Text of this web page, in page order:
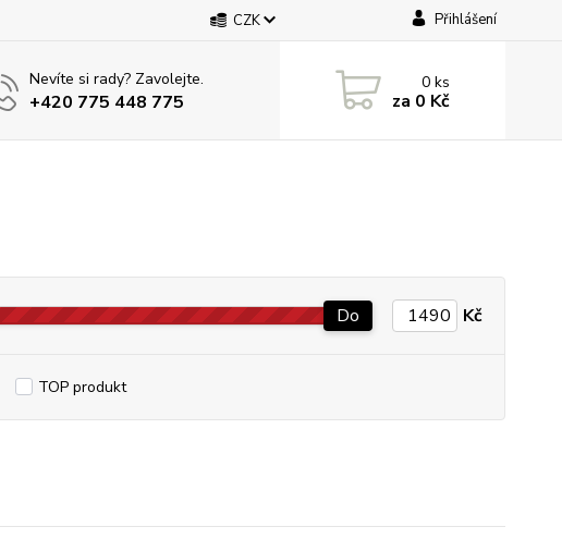
CZK Přihlášení
Nevíte si rady? Zavolejte.
+420 775 448 775
0ks
za 0 Kč
Do Kč
TOP produkt